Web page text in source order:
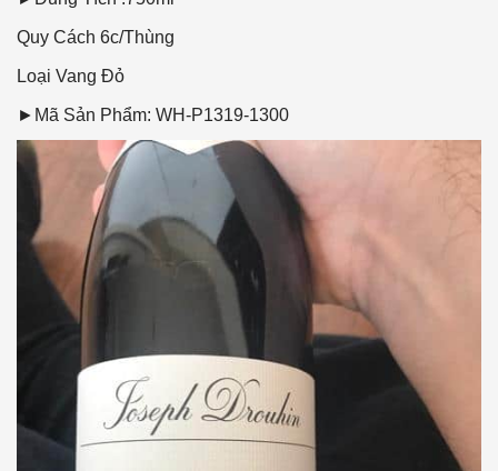
Quy Cách 6c/Thùng
Loại Vang Đỏ
►Mã Sản Phẩm: WH-P1319-1300